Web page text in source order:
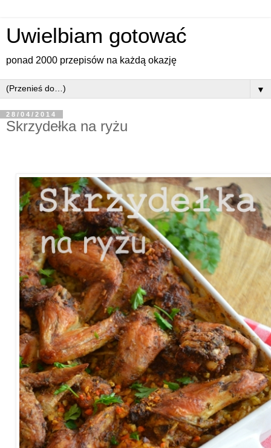
Uwielbiam gotować
ponad 2000 przepisów na każdą okazję
▼
28/04/2014
Skrzydełka na ryżu